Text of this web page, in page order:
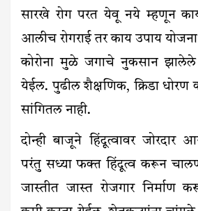
सारखे रोग परत येवू नये म्हणून
आलीच रोगराई तर काय उपाय
कोरोना मुळे जगाचे नुकसान
येईल. पुढील शैक्षणिक, क्रिडा
सांगितल नाही.
दोन्ही बाजूने हिंदूत्वावर जोरदार
परंतु सध्या फक्त हिंदूत्व करून चालणार
जास्तीत जास्त रोजगार निर्माण